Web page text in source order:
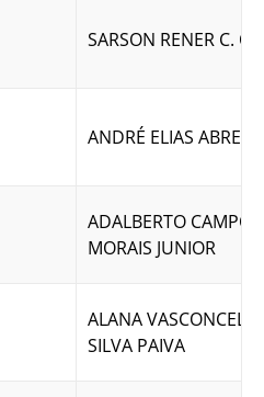
SARSON RENER C.
ANDRÉ ELIAS ABREU
ADALBERTO
MORAIS JUNIOR
ALANA
SILVA PAIVA